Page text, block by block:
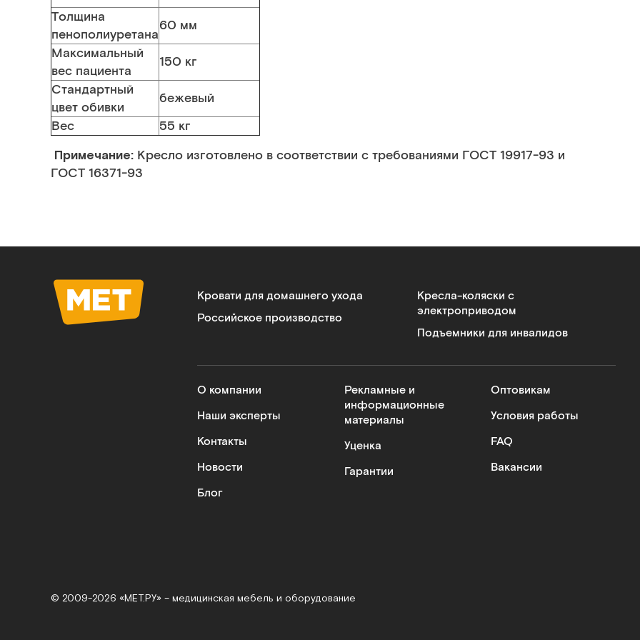
Толщина
пенополиуретана
60 мм
Максимальный
вес пациента
150 кг
Стандартный
цвет обивки
бежевый
Вес
55 кг
Примечание: Кресло изготовлено в соответствии с требованиями ГОСТ 19917-93 и
ГОСТ 16371-93
Кровати для домашнего ухода
Российское производство
Кресла-коляски с
электроприводом
Подъемники для инвалидов
О компании
Наши эксперты
Контакты
Новости
Блог
Рекламные и
информационные
материалы
Уценка
Гарантии
Оптовикам
Условия работы
FAQ
Вакансии
© 2009-2026 «МЕТ.РУ» – медицинская мебель и оборудование